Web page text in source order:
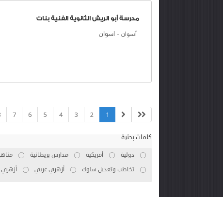
مدرسة أبو الريش الثانوية الفنية بنات
أسوان - اسوان
1
2
3
4
5
6
7
كلمات بحثية
دولية أمريكية مدارس بريطانية
تخاطب وتعديل سلوك
أزهري عربي